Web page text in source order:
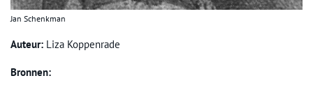
Jan Schenkman
Auteur: Liza Koppenrade
Bronnen: